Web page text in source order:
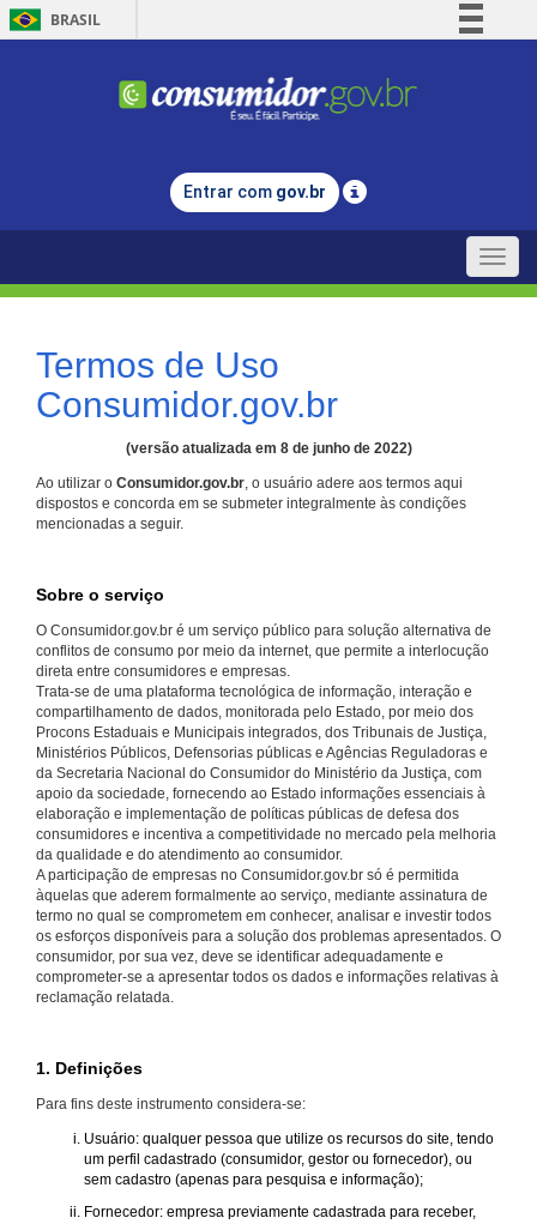
BRASIL
Comunica BR
Legislação
Entrar com gov.br
Toggle
Termos de Uso
Consumidor.gov.br
(versão atualizada em 8 de junho de 2022)
Ao utilizar o Consumidor.gov.br, o usuário adere aos termos aqui
dispostos e concorda em se submeter integralmente às condições
mencionadas a seguir.
Sobre o serviço
O Consumidor.gov.br é um serviço público para solução alternativa de
conflitos de consumo por meio da internet, que permite a interlocução
direta entre consumidores e empresas.
Trata-se de uma plataforma tecnológica de informação, interação e
compartilhamento de dados, monitorada pelo Estado, por meio dos
Procons Estaduais e Municipais integrados, dos Tribunais de Justiça,
Ministérios Públicos, Defensorias públicas e Agências Reguladoras e
da Secretaria Nacional do Consumidor do Ministério da Justiça, com
apoio da sociedade, fornecendo ao Estado informações essenciais à
elaboração e implementação de políticas públicas de defesa dos
consumidores e incentiva a competitividade no mercado pela melhoria
da qualidade e do atendimento ao consumidor.
A participação de empresas no Consumidor.gov.br só é permitida
àquelas que aderem formalmente ao serviço, mediante assinatura de
termo no qual se comprometem em conhecer, analisar e investir todos
os esforços disponíveis para a solução dos problemas apresentados. O
consumidor, por sua vez, deve se identificar adequadamente e
comprometer-se a apresentar todos os dados e informações relativas à
reclamação relatada.
1. Definições
Para fins deste instrumento considera-se:
Usuário: qualquer pessoa que utilize os recursos do site, tendo
um perfil cadastrado (consumidor, gestor ou fornecedor), ou
sem cadastro (apenas para pesquisa e informação);
Fornecedor: empresa previamente cadastrada para receber,